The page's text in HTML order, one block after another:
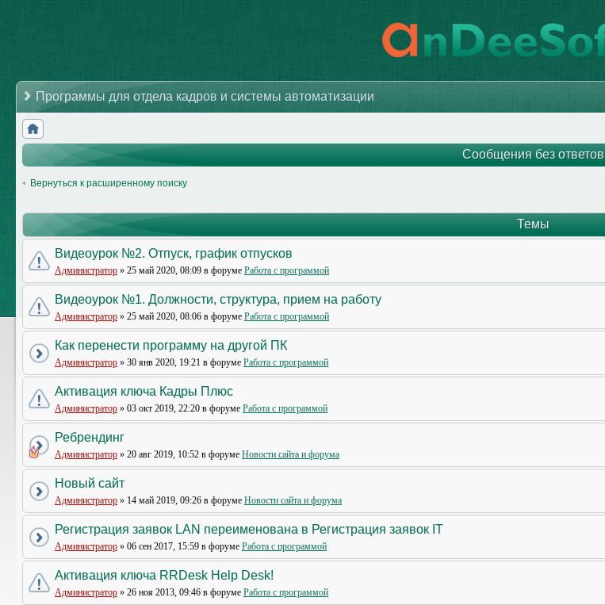
Программы для отдела кадров и системы автоматизации
Сообщения без ответов
Вернуться к расширенному поиску
Темы
Видеоурок №2. Отпуск, график отпусков
Администратор » 25 май 2020, 08:09 в форуме Работа с программой
Видеоурок №1. Должности, структура, прием на работу
Администратор » 25 май 2020, 08:06 в форуме Работа с программой
Как перенести программу на другой ПК
Администратор » 30 янв 2020, 19:21 в форуме Работа с программой
Активация ключа Кадры Плюс
Администратор » 03 окт 2019, 22:20 в форуме Работа с программой
Ребрендинг
Администратор » 20 авг 2019, 10:52 в форуме Новости сайта и форума
Новый сайт
Администратор » 14 май 2019, 09:26 в форуме Новости сайта и форума
Регистрация заявок LAN переименована в Регистрация заявок IT
Администратор » 06 сен 2017, 15:59 в форуме Работа с программой
Активация ключа RRDesk Help Desk!
Администратор » 26 ноя 2013, 09:46 в форуме Работа с программой